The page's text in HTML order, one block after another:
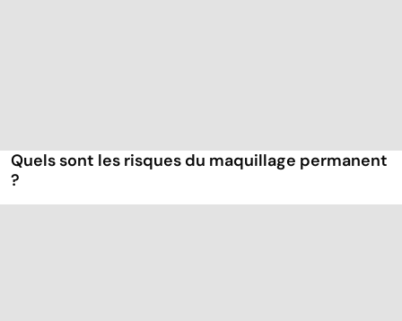
Quels sont les risques du maquillage permanent
?